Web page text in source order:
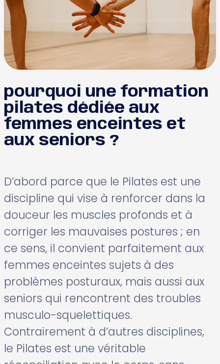
pourquoi une formation
pilates dédiée aux
femmes enceintes et
aux seniors ?
D’abord parce que le Pilates est une
discipline qui vise à renforcer dans la
douceur les muscles profonds et à
corriger les mauvaises postures ; en
ce sens, il convient parfaitement aux
femmes enceintes sujets à des
problèmes posturaux, mais aussi aux
seniors qui rencontrent des troubles
musculo-squelettiques.
Contrairement à d’autres disciplines,
le Pilates est une véritable